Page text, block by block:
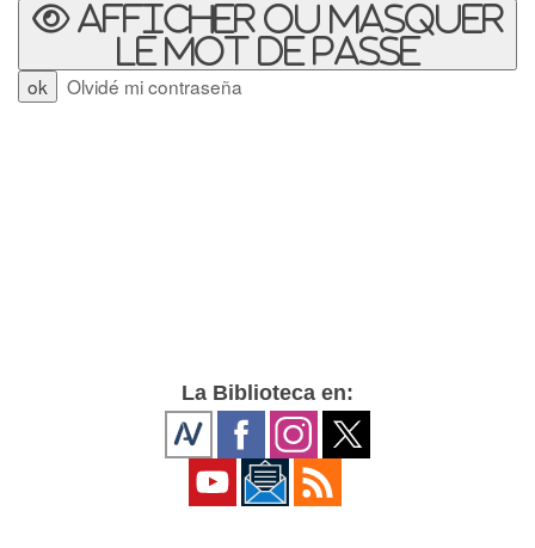
Afficher ou masquer
le mot de passe
Olvidé mi contraseña
La Biblioteca en: